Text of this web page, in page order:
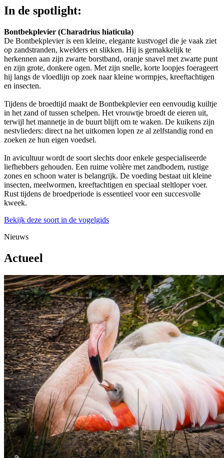
In de spotlight:
Bontbekplevier (Charadrius hiaticula)
De Bontbekplevier is een kleine, elegante kustvogel die je vaak ziet
op zandstranden, kwelders en slikken. Hij is gemakkelijk te
herkennen aan zijn zwarte borstband, oranje snavel met zwarte punt
en zijn grote, donkere ogen. Met zijn snelle, korte loopjes foerageert
hij langs de vloedlijn op zoek naar kleine wormpjes, kreeftachtigen
en insecten.
Tijdens de broedtijd maakt de Bontbekplevier een eenvoudig kuiltje
in het zand of tussen schelpen. Het vrouwtje broedt de eieren uit,
terwijl het mannetje in de buurt blijft om te waken. De kuikens zijn
nestvlieders: direct na het uitkomen lopen ze al zelfstandig rond en
zoeken ze hun eigen voedsel.
In avicultuur wordt de soort slechts door enkele gespecialiseerde
liefhebbers gehouden. Een ruime volière met zandbodem, rustige
zones en schoon water is belangrijk. De voeding bestaat uit kleine
insecten, meelwormen, kreeftachtigen en speciaal steltloper voer.
Rust tijdens de broedperiode is essentieel voor een succesvolle
kweek.
Bekijk deze soort in de vogelgids
Nieuws
Actueel